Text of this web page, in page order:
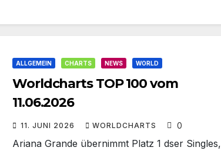
ALLGEMEIN CHARTS NEWS WORLD
Worldcharts TOP 100 vom
11.06.2026
11. JUNI 2026 WORLDCHARTS 0
Ariana Grande übernimmt Platz 1 dser Singles,